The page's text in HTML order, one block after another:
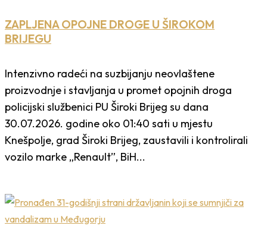
ZAPLJENA OPOJNE DROGE U ŠIROKOM
BRIJEGU
Intenzivno radeći na suzbijanju neovlaštene
proizvodnje i stavljanja u promet opojnih droga
policijski službenici PU Široki Brijeg su dana
30.07.2026. godine oko 01:40 sati u mjestu
Knešpolje, grad Široki Brijeg, zaustavili i kontrolirali
vozilo marke „Renault”, BiH...